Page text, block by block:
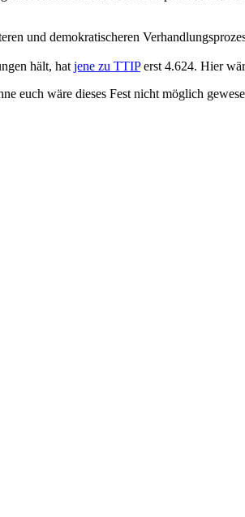
und demokratischeren
hält, hat jene zu TTIPerst 4.624. Hier
euch wäre dieses Fest nicht möglich